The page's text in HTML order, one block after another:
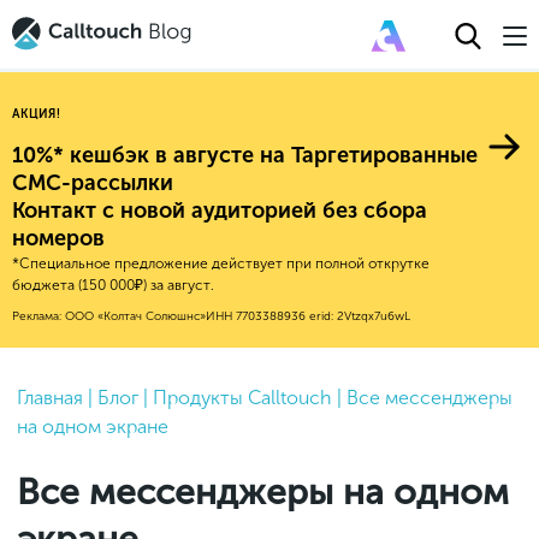
Авторитейл
Финансы
Е-коммерс
Недвижимость
HoReCa
Бьюти
Услуги
2025
2024
2022
2021
2020
Новые продукты
Эксплейнеры
Обновления продуктов Calltouch
Обучение работы с инструментами
Calltouch
Индекс здоровья российского
Mental Health
Привлечение
Конверсия
Аналитика
Финансы и бухгалтерия
Callday
АКЦИЯ!
10%* кешбэк в августе на Таргетированные
СМС-рассылки
Контакт с новой аудиторией без сбора
номеров
*Специальное предложение действует при полной открутке
бюджета (150 000₽) за август.
Реклама: ООО «Колтач Солюшнс»ИНН 7703388936 erid: 2Vtzqx7u6wL
Главная Блог Продукты Calltouch
Все мессенджеры
на одном экране
Все мессенджеры на одном